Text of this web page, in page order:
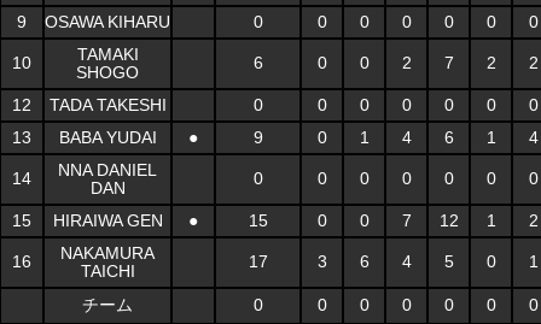
9 OSAWA KIHARU 0 0 0 0 0 0 0
10
TAMAKI
SHOGO
6 0 0 2 7 2 2
12 TADA TAKESHI 0 0 0 0 0 0
0
13
BABA YUDAI ● 9 0 1 4 6 1 4
14
NNA DANIEL
DAN
0 0 0 0 0 0 0
15 HIRAIWA GEN ● 15 0 0 7 12 1 2
16
NAKAMURA
TAICHI
17 3 6 4 5 0 1
チーム 0 0 0 0 0 0 0